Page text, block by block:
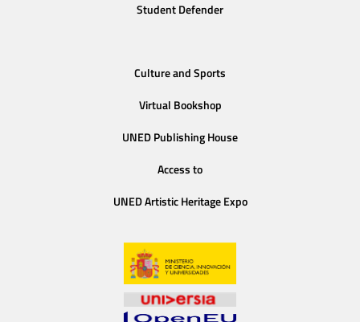
Student Defender
Culture and Sports
Virtual Bookshop
UNED Publishing House
Access to
UNED Artistic Heritage Expo